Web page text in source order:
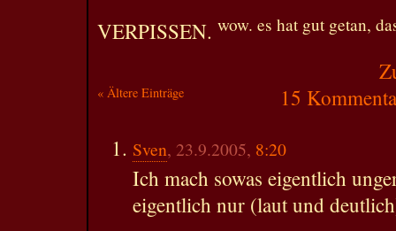
VERPISSEN. wow. es hat gut getan,
« Ältere Einträge 15
Sven, 23.9.2005, 8:20
Ich mach sowas eigentlich
eigentlich nur (laut und